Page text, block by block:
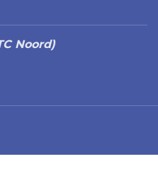
Noord)